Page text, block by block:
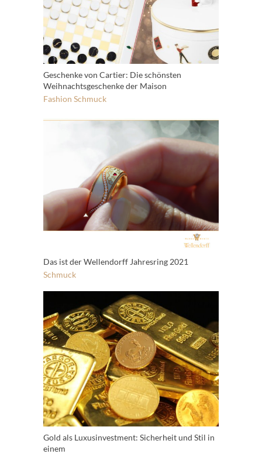
Geschenke von Cartier: Die schönsten
Weihnachtsgeschenke der Maison
Fashion Schmuck
Das ist der Wellendorff Jahresring 2021
Schmuck
Gold als Luxusinvestment: Sicherheit und Stil in
einem